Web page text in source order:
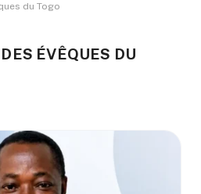
du Togo
ÉVÊQUES DU